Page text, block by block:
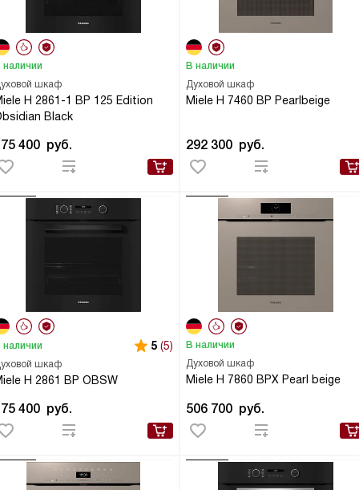
шкаф
H 2861-1 BP 125 Edition
Black
наличии
400 руб.
Духовой шкаф
Miele H 7460 BP Pearlbeige
В наличии
292 300 руб.
шкаф
H 2861 BP OBSW
наличии 5 (5)
400 руб.
Духовой шкаф
Miele H 7860 BPX Pearl beige
В наличии
506 700 руб.